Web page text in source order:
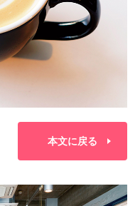
本文に戻る